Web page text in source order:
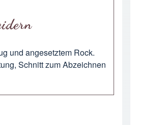
und angesetztem Rock.
, Schnitt zumAbzeichnen